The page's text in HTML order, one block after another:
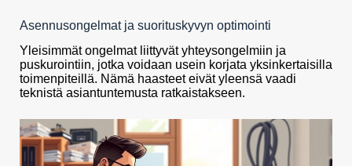
Asennusongelmat ja suorituskyvyn optimointi
Yleisimmät ongelmat liittyvät yhteysongelmiin ja
puskurointiin, jotka voidaan usein korjata yksinkertaisilla
toimenpiteillä. Nämä haasteet eivät yleensä vaadi
teknistä asiantuntemusta ratkaistakseen.